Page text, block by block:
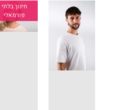
המירוץ
לחיים
חינוך בלתי
פורמאלי